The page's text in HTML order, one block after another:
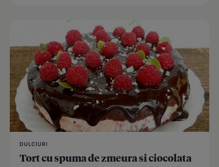
DULCIURI
Tort cu spuma de zmeura si ciocolata